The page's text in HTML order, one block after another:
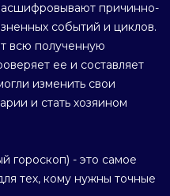
причинно-
событий и циклов.
всю полученную
ее и составляет
изменить свои
и стать хозяином
гороскоп) - это самое
тех, кому нужны точные